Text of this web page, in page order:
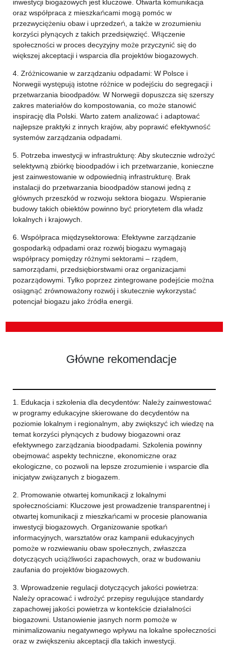
inwestycji biogazowych jest kluczowe. Otwarta komunikacja
oraz współpraca z mieszkańcami mogą pomóc w
przezwyciężeniu obaw i uprzedzeń, a także w zrozumieniu
korzyści płynących z takich przedsięwzięć. Włączenie
społeczności w proces decyzyjny może przyczynić się do
większej akceptacji i wsparcia dla projektów biogazowych.
4. Zróżnicowanie w zarządzaniu odpadami: W Polsce i
Norwegii występują istotne różnice w podejściu do segregacji i
przetwarzania bioodpadów. W Norwegii dopuszcza się szerszy
zakres materiałów do kompostowania, co może stanowić
inspirację dla Polski. Warto zatem analizować i adaptować
najlepsze praktyki z innych krajów, aby poprawić efektywność
systemów zarządzania odpadami.
5. Potrzeba inwestycji w infrastrukturę: Aby skutecznie wdrożyć
selektywną zbiórkę bioodpadów i ich przetwarzanie, konieczne
jest zainwestowanie w odpowiednią infrastrukturę. Brak
instalacji do przetwarzania bioodpadów stanowi jedną z
głównych przeszkód w rozwoju sektora biogazu. Wspieranie
budowy takich obiektów powinno być priorytetem dla władz
lokalnych i krajowych.
6. Współpraca międzysektorowa: Efektywne zarządzanie
gospodarką odpadami oraz rozwój biogazu wymagają
współpracy pomiędzy różnymi sektorami – rządem,
samorządami, przedsiębiorstwami oraz organizacjami
pozarządowymi. Tylko poprzez zintegrowane podejście można
osiągnąć zrównoważony rozwój i skutecznie wykorzystać
potencjał biogazu jako źródła energii.
Główne rekomendacje
1. Edukacja i szkolenia dla decydentów: Należy zainwestować
w programy edukacyjne skierowane do decydentów na
poziomie lokalnym i regionalnym, aby zwiększyć ich wiedzę na
temat korzyści płynących z budowy biogazowni oraz
efektywnego zarządzania bioodpadami. Szkolenia powinny
obejmować aspekty techniczne, ekonomiczne oraz
ekologiczne, co pozwoli na lepsze zrozumienie i wsparcie dla
inicjatyw związanych z biogazem.
2. Promowanie otwartej komunikacji z lokalnymi
społecznościami: Kluczowe jest prowadzenie transparentnej i
otwartej komunikacji z mieszkańcami w procesie planowania
inwestycji biogazowych. Organizowanie spotkań
informacyjnych, warsztatów oraz kampanii edukacyjnych
pomoże w rozwiewaniu obaw społecznych, zwłaszcza
dotyczących uciążliwości zapachowych, oraz w budowaniu
zaufania do projektów biogazowych.
3. Wprowadzenie regulacji dotyczących jakości powietrza:
Należy opracować i wdrożyć przepisy regulujące standardy
zapachowej jakości powietrza w kontekście działalności
biogazowni. Ustanowienie jasnych norm pomoże w
minimalizowaniu negatywnego wpływu na lokalne społeczności
oraz w zwiększeniu akceptacji dla takich inwestycji.